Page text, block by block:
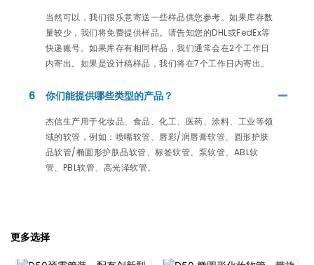
当然可以，我们很乐意寄送一些样品供您参考。如果库存数
量较少，我们将免费提供样品。请告知您的DHL或FedEx等
快递账号。如果库存有相同样品，我们通常会在2个工作日
内寄出。如果是设计稿样品，我们将在7个工作日内寄出。
6 你们能提供哪些类型的产品？
杰信生产用于化妆品、食品、化工、医药、涂料、工业等领
域的软管，例如：喷嘴软管、唇彩/润唇膏软管、圆形护肤
品软管/椭圆形护肤品软管、标签软管、泵软管、ABL软
管、PBL软管、高光泽软管。
更多选择